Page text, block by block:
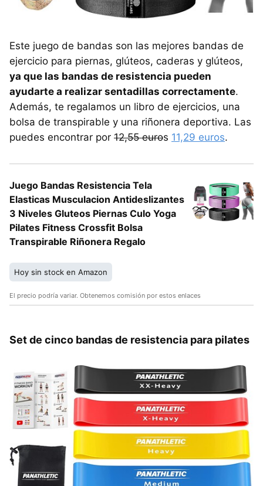
Este juego de bandas son las mejores bandas de
ejercicio para piernas, glúteos, caderas y glúteos,
ya que las bandas de resistencia pueden
ayudarte a realizar sentadillas correctamente.
Además, te regalamos un libro de ejercicios, una
bolsa de transpirable y una riñonera deportiva. Las
puedes encontrar por 12,55 euros 11,29 euros.
Juego Bandas Resistencia Tela
Elasticas Musculacion Antideslizantes
3 Niveles Gluteos Piernas Culo Yoga
Pilates Fitness Crossfit Bolsa
Transpirable Riñonera Regalo
Hoy sin stock en Amazon
El precio podría variar. Obtenemos comisión por estos enlaces
Set de cinco bandas de resistencia para pilates